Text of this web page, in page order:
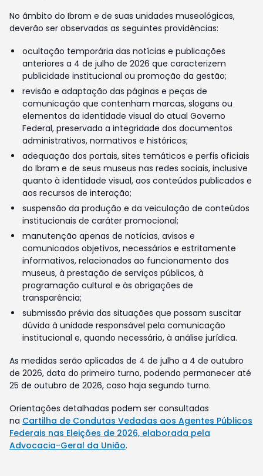
No âmbito do Ibram e de suas unidades museológicas,
deverão ser observadas as seguintes providências:
ocultação temporária das notícias e publicações
anteriores a 4 de julho de 2026 que caracterizem
publicidade institucional ou promoção da gestão;
revisão e adaptação das páginas e peças de
comunicação que contenham marcas, slogans ou
elementos da identidade visual do atual Governo
Federal, preservada a integridade dos documentos
administrativos, normativos e históricos;
adequação dos portais, sites temáticos e perfis oficiais
do Ibram e de seus museus nas redes sociais, inclusive
quanto à identidade visual, aos conteúdos publicados e
aos recursos de interação;
suspensão da produção e da veiculação de conteúdos
institucionais de caráter promocional;
manutenção apenas de notícias, avisos e
comunicados objetivos, necessários e estritamente
informativos, relacionados ao funcionamento dos
museus, à prestação de serviços públicos, à
programação cultural e às obrigações de
transparência;
submissão prévia das situações que possam suscitar
dúvida à unidade responsável pela comunicação
institucional e, quando necessário, à análise jurídica.
As medidas serão aplicadas de 4 de julho a 4 de outubro
de 2026, data do primeiro turno, podendo permanecer até
25 de outubro de 2026, caso haja segundo turno.
Orientações detalhadas podem ser consultadas
na Cartilha de Condutas Vedadas aos Agentes Públicos
Federais nas Eleições de 2026, elaborada pela
Advocacia-Geral da União.